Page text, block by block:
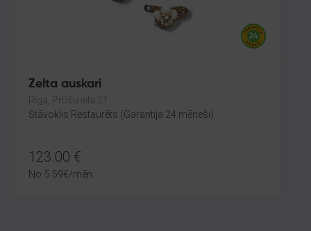
Zelta auskari
Rīga, Prūšu iela 21
Stāvoklis Restaurēts (Garantija 24 mēneši)
123.00 €
No 5.59€/mēn.